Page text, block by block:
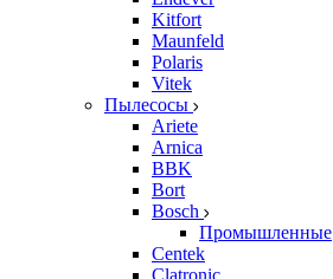
Kitfort
Maunfeld
Polaris
Vitek
Пылесосы
Ariete
Arnica
BBK
Bort
Bosch
Промышленные
Centek
Clatronic